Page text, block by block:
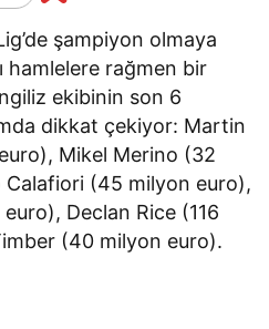
şampiyon olmaya
hamlelere rağmen bir
ekibinin son 6
dikkat çekiyor: Martin
Mikel Merino (32
(45 milyon euro),
Declan Rice (116
(40 milyon euro).